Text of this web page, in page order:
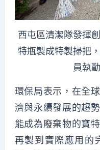
西屯區清潔隊發揮
特瓶製成特製掃把
員執
環保局表示，在全
濟與永續發展的趨
能成為廢棄物的寶
再製到實際應用的